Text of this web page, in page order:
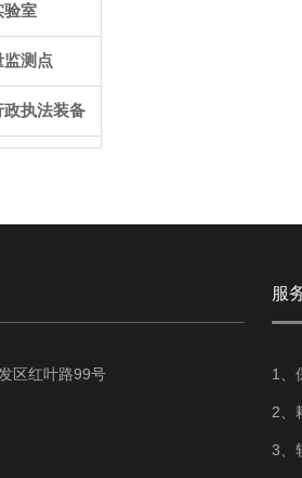
验室
测点
执法装备
区红叶路99号
服
1、
2、
3、